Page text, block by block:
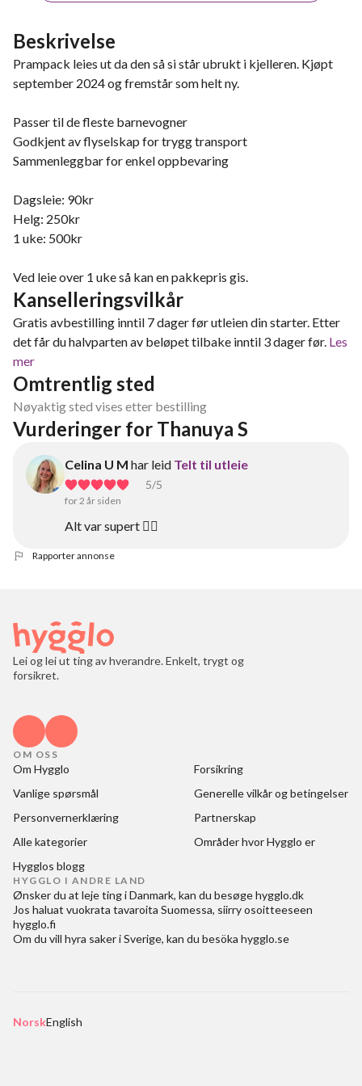
Beskrivelse
Prampack leies ut da den så si står ubrukt i kjelleren. Kjøpt
september 2024 og fremstår som helt ny.
Passer til de fleste barnevogner
Godkjent av flyselskap for trygg transport
Sammenleggbar for enkel oppbevaring
Dagsleie: 90kr
Helg: 250kr
1 uke: 500kr
Ved leie over 1 uke så kan en pakkepris gis.
Kanselleringsvilkår
Gratis avbestilling inntil 7 dager før utleien din starter. Etter
det får du halvparten av beløpet tilbake inntil 3 dager før. Les
mer
Omtrentlig sted
Nøyaktig sted vises etter bestilling
Vurderinger for Thanuya S
Celina U M har leid Telt til utleie
5/5
for 2 år siden
Alt var supert 👍🏼
Rapporter annonse
Lei og lei ut ting av hverandre. Enkelt, trygt og
forsikret.
OM OSS
Om Hygglo
Forsikring
Vanlige spørsmål
Generelle vilkår og betingelser
Personvernerklæring
Partnerskap
Alle kategorier
Områder hvor Hygglo er
Hygglos blogg
HYGGLO I ANDRE LAND
Ønsker du at leje ting i Danmark, kan du besøgehygglo.dk
Jos haluat vuokrata tavaroita Suomessa, siirry osoitteeseen
hygglo.fi
Om du vill hyra saker i Sverige, kan du besöka hygglo.se
NorskEnglish